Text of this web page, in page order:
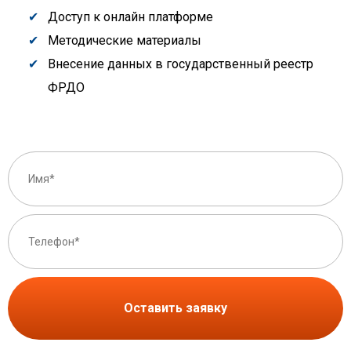
Доступ к онлайн платформе
Методические материалы
Внесение данных в государственный реестр
ФРДО
Оставить заявку